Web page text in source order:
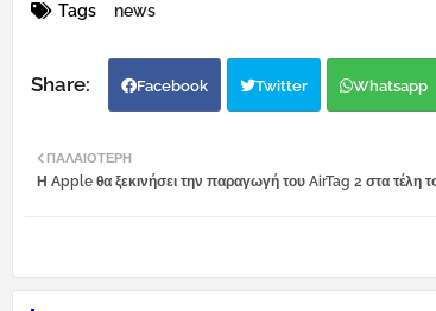
Tags news
Facebook Twitter Whatsapp
ΠΑΛΑΙΌΤΕΡΗ
Η Apple θα ξεκινήσει την παραγωγή του AirTag 2 στα τέλη